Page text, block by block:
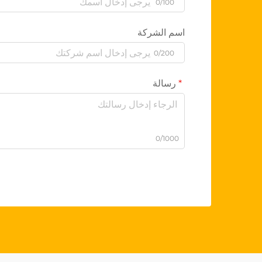
0/100
اسم الشركة
0/200
رسالة
0/1000